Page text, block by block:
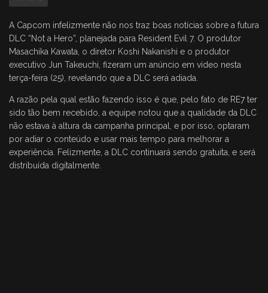
A Capcom infelizmente não nos traz boas notícias sobre a futura
DLC “Not a Hero”, planejada para Resident Evil 7. O produtor
Masachika Kawata, o diretor Koshi Nakanishi e o produtor
executivo Jun Takeuchi, fizeram um anúncio em vídeo nesta
terça-feira (25), revelando que a DLC será adiada.
A razão pela qual estão fazendo isso é que, pelo fato de RE7 ter
sido tão bem recebido, a equipe notou que a qualidade da DLC
não estava à altura da campanha principal, e por isso, optaram
por adiar o conteúdo e usar mais tempo para melhorar a
experiência. Felizmente, a DLC continuará sendo gratuita, e será
distribuída digitalmente.